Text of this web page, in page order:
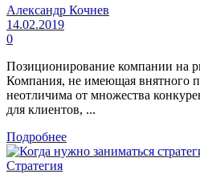
Александр Кочнев
14.02.2019
0
Позиционирование компании на
Компания, не имеющая внятного
неотличима от множества
для клиентов, ...
Подробнее
Стратегия